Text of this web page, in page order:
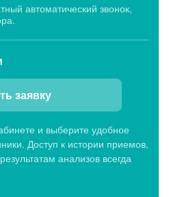
автоматический звонок,
заявку
и выберите удобное
Доступ к истории приемов,
анализов всегда